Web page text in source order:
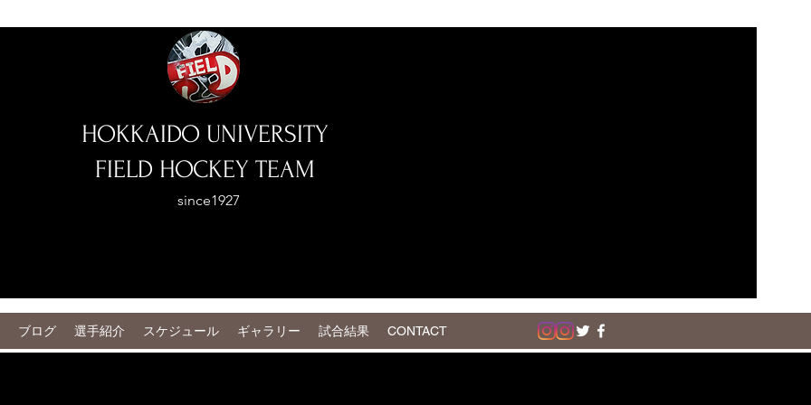
HOKKAIDO UNIVERSITY
FIELD HOCKEY TEAM
since1927
ブログ 選手紹介 スケジュール ギャラリー 試合結果 CONTACT